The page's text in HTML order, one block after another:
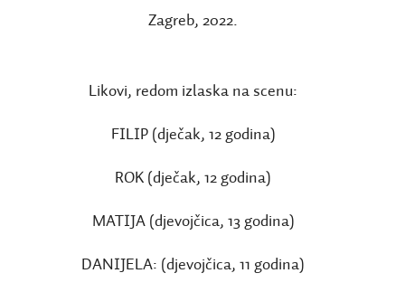
Zagreb, 2022.
Likovi, redom izlaska na scenu:
FILIP (dječak, 12 godina)
ROK (dječak, 12 godina)
MATIJA (djevojčica, 13 godina)
DANIJELA: (djevojčica, 11 godina)